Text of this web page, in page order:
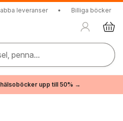
leveranser • Billiga böcker
penna...
upp till 50% →